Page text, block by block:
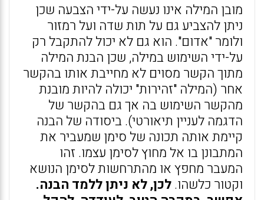
מובן המילה אינו נעשה על-ידי הצבעה שכן
ניתן להצביע גם על תות שדה ועל רמזור
ולומר "אדום". הוא גם לא יכול להתקבל רק
על-ידי השימוש במילה, שכן הבנת המילה
מתוך הקשר מסוים לא מחייבת אותו בהקשר
אחר (המילה "זהירות" יכולה להיות מובנת
מהקשר השימוש בה אך גם בהקשר של
הדגמה לעניין תיאורטי). ביסודה של הבנה
קיימת אותה תכונה של סימן שמעביר את
המתבונן בו אל מחוץ לסימן עצמו. זהו
המעבר מחפץ או מהתרחשות לסימן הנושא
וקטור כלשהו.לכן, לא ניתן ללמד הבנה.